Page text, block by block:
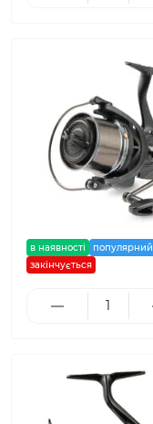
в наявності
популярний
закінчується